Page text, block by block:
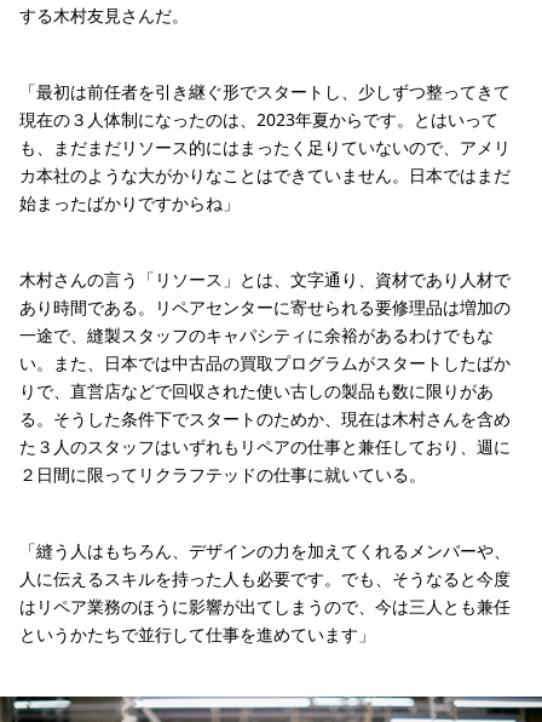
する木村友見さんだ。
「最初は前任者を引き継ぐ形でスタートし、少しずつ整ってきて
現在の３人体制になったのは、2023年夏からです。とはいって
も、まだまだリソース的にはまったく足りていないので、アメリ
カ本社のような大がかりなことはできていません。日本ではまだ
始まったばかりですからね」
木村さんの言う「リソース」とは、文字通り、資材であり人材で
あり時間である。リペアセンターに寄せられる要修理品は増加の
一途で、縫製スタッフのキャパシティに余裕があるわけでもな
い。また、日本では中古品の買取プログラムがスタートしたばか
りで、直営店などで回収された使い古しの製品も数に限りがあ
る。そうした条件下でスタートのためか、現在は木村さんを含め
た３人のスタッフはいずれもリペアの仕事と兼任しており、週に
２日間に限ってリクラフテッドの仕事に就いている。
「縫う人はもちろん、デザインの力を加えてくれるメンバーや、
人に伝えるスキルを持った人も必要です。でも、そうなると今度
はリペア業務のほうに影響が出てしまうので、今は三人とも兼任
というかたちで並行して仕事を進めています」
普段は縫製スタッフとして勤務する鈴木千草さん。この日は週に2日間の「リク
日々のリペア業務で培った縫製技術を存分に発揮できる点もメリット。1日2点ま
左が加工前で右が加工後。右ポケットに開いた穴にパッチを当てて強度を回復し
神奈川県鎌倉市にあるパタゴニア日本支社・リペアセンター。「リクラフテッド